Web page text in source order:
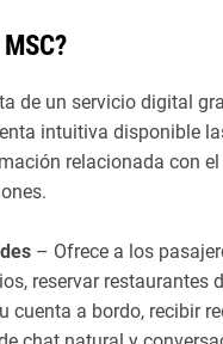
de un servicio digital
intuitiva disponible
relacionada con
– Ofrece a los
reservar restaurantes
cuenta a bordo, recibir